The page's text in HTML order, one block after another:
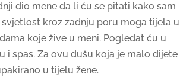
dio mene da li ću se pitati kako sam
svjetlost kroz zadnju poru moga tijela u
koje žive u meni. Pogledat ću u
i spas. Za ovu dušu koja je malo dijete
u tijelu žene.